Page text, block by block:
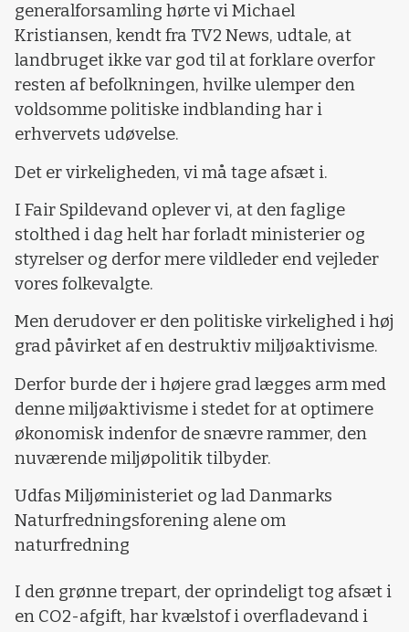
generalforsamling hørte vi Michael
Kristiansen, kendt fra TV2 News, udtale, at
landbruget ikke var god til at forklare overfor
resten af befolkningen, hvilke ulemper den
voldsomme politiske indblanding har i
erhvervets udøvelse.
Det er virkeligheden, vi må tage afsæt i.
I Fair Spildevand oplever vi, at den faglige
stolthed i dag helt har forladt ministerier og
styrelser og derfor mere vildleder end vejleder
vores folkevalgte.
Men derudover er den politiske virkelighed i høj
grad påvirket af en destruktiv miljøaktivisme.
Derfor burde der i højere grad lægges arm med
denne miljøaktivisme i stedet for at optimere
økonomisk indenfor de snævre rammer, den
nuværende miljøpolitik tilbyder.
Udfas Miljøministeriet og lad Danmarks
Naturfredningsforening alene om
naturfredning
I den grønne trepart, der oprindeligt tog afsæt i
en CO2-afgift, har kvælstof i overfladevand i